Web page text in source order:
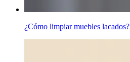
¿Cómo limpiar muebles lacados?